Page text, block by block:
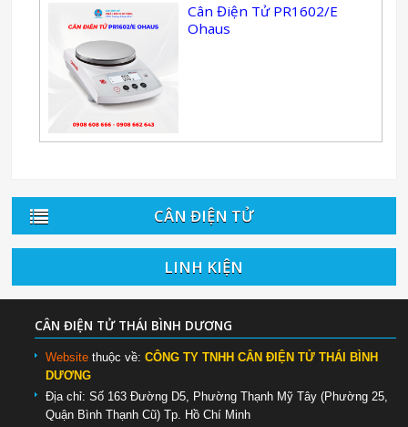
Cân Điện Tử PR1602/E
Ohaus
CÂN ĐIỆN TỬ
LINH KIỆN
CÂN ĐIỆN TỬ THÁI BÌNH DƯƠNG
Website thuộc về:CÔNG TY TNHH CÂN ĐIỆN TỬ THÁI BÌNH
DƯƠNG
Địa chỉ: Số 163 Đường D5, Phường Thạnh Mỹ Tây (Phường 25,
Quận Bình Thạnh Cũ) Tp. Hồ Chí Minh